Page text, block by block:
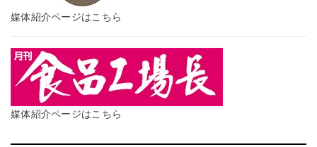
媒体紹介ページはこちら
媒体紹介ページはこちら